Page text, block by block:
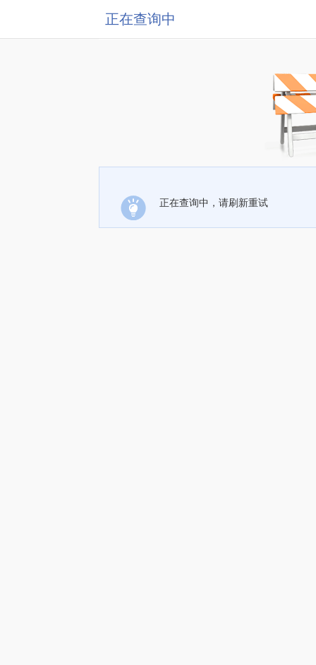
正在查询中
正在查询中，请刷新重试